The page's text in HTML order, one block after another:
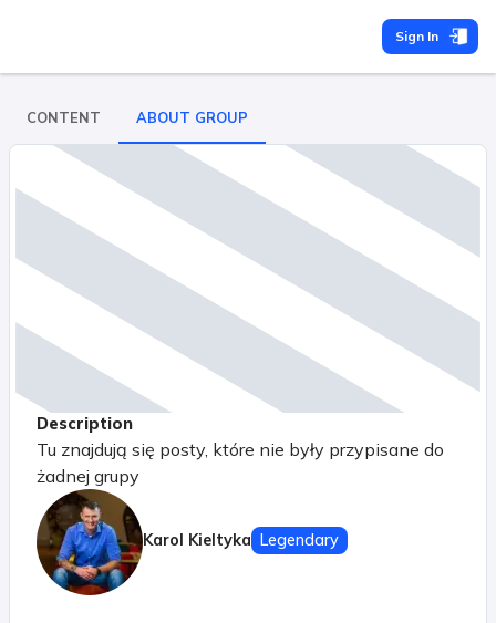
Sign In
CONTENT ABOUT GROUP
Description
Tu znajdują się posty, które nie były przypisane do
żadnej grupy
Karol Kieltyka Legendary